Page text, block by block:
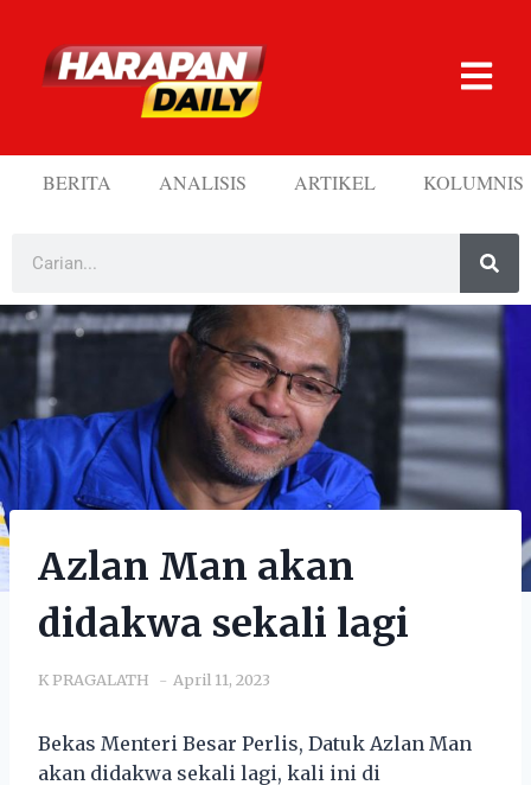
BERITA ANALISIS ARTIKEL KOLUMNIS
Azlan Man akan
didakwa sekali lagi
K PRAGALATH April 11, 2023
Bekas Menteri Besar Perlis, Datuk Azlan Man
akan didakwa sekali lagi, kali ini di